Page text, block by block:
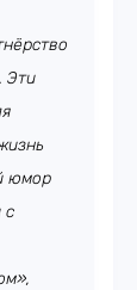
Эти
юмор
с